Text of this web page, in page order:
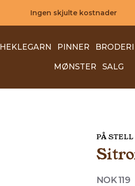
Ingen skjulte kostnader
HEKLEGARN PINNER BRODERI
MØNSTER SALG
PÅ STELL
NOK 119